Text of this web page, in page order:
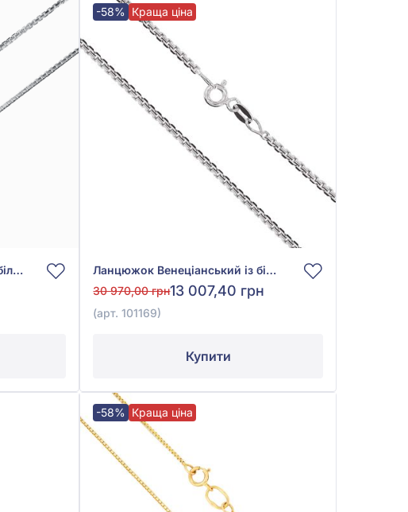
Ланцюжок Венеціанський з білого золота 585° без вставки, арт. 1000007б
-58% Краща ціна
Ланцюжок Венеціанський із білого золота 585° без вставки, арт. 101169
30 970,00 грн13 007,40 грн
(арт. 101169)
Купити
-58% Краща ціна